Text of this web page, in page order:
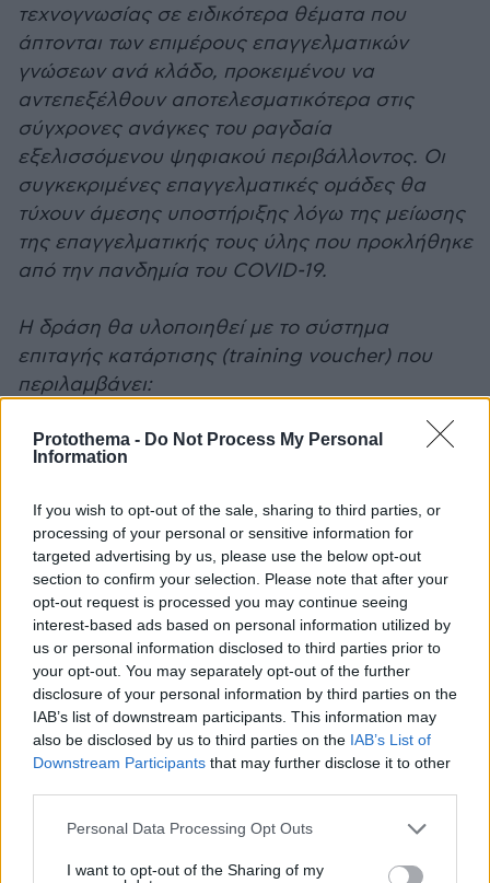
Protothema - Do Not Process My Personal
Information
If you wish to opt-out of the sale, sharing to third parties, or
processing of your personal or sensitive information for
targeted advertising by us, please use the below opt-out
section to confirm your selection. Please note that after your
opt-out request is processed you may continue seeing
interest-based ads based on personal information utilized by
us or personal information disclosed to third parties prior to
your opt-out. You may separately opt-out of the further
disclosure of your personal information by third parties on the
IAB’s list of downstream participants. This information may
also be disclosed by us to third parties on the IAB’s List of
Downstream Participants that may further disclose it to other
Please note that this website/app uses one or more Google
not limited to your visit or usage behaviour. You may click to
Personal Data Processing Opt Outs
I want to opt-out of the Sharing of my
τεχνογνωσίας σε ειδικότερα θέματα που
άπτονται των επιμέρους επαγγελματικών
γνώσεων ανά κλάδο, προκειμένου να
αντεπεξέλθουν αποτελεσματικότερα στις
σύγχρονες ανάγκες του ραγδαία
εξελισσόμενου ψηφιακού περιβάλλοντος. Οι
συγκεκριμένες επαγγελματικές ομάδες θα
τύχουν άμεσης υποστήριξης λόγω της μείωσης
της επαγγελματικής τους ύλης που προκλήθηκε
από την πανδημία του COVID-19.
Η δράση θα υλοποιηθεί με το σύστημα
επιταγής κατάρτισης (training voucher) που
περιλαμβάνει:
1. υλοποίηση προγράμματος επαγγελματικής
κατάρτισης διάρκειας 100 διδακτικών ωρών
ασύγχρονης τηλεκατάρτισης, βασισμένο σε
σύγχρονα εργαλεία και μεθόδους, καθώς και
2. πιστοποίηση γνώσεων και δεξιοτήτων από
ειδικά διαπιστευμένους φορείς, η οποία
χορηγείται κατόπιν εξετάσεων, που διεξάγονται
μετά από την ολοκλήρωση της
παρακολούθησης του ανωτέρω προγράμματος
επαγγελματικής κατάρτισης.
παρέχουν αδειοδοτημένα Κέντρα Δια βίου
Μάθησης (Κ.Δ.Β.Μ.) επιπέδου 1 και επιπέδου 2,